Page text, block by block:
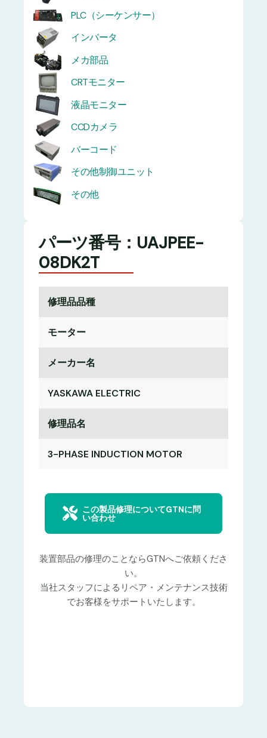
PLC（シーケンサー）
インバータ
メカ部品
CRTモニター
液晶モニター
CCDカメラ
バーコード
その他制御ユニット
その他
パーツ番号：UAJPEE-
08DK2T
修理品品種
モーター
メーカー名
YASKAWA ELECTRIC
修理品名
3-PHASE INDUCTION MOTOR
この製品修理についてGTNに問
い合わせ
装置部品の修理のことならGTNへご依頼くださ
い。
当社スタッフによるリペア・メンテナンス技術
でお客様をサポートいたします。